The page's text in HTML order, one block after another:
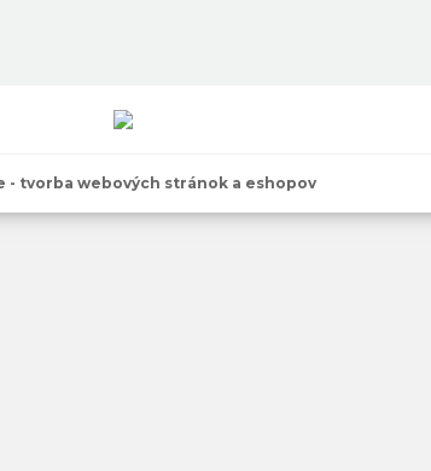
- tvorba webových stránok a eshopov